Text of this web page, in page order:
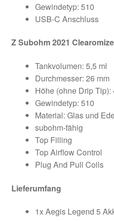
Gewindetyp: 510
USB-C Anschluss
Z Subohm 2021
Tankvolumen: 5,5 ml
Durchmesser: 26 mm
Höhe (ohne Drip Tip):
Gewindetyp: 510
Material: Glas und
subohm-fähig
Top Filling
Top Airflow Control
Plug And Pull Coils
Lieferumfang
1x Aegis Legend 5